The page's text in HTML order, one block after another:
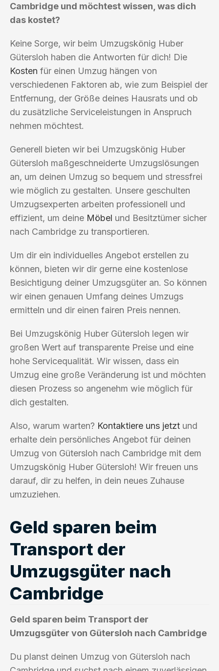
Cambridge und möchtest wissen, was dich
das kostet?
Keine Sorge, wir beim Umzugskönig Huber
Gütersloh haben die Antworten für dich! Die
Kosten für einen Umzug hängen von
verschiedenen Faktoren ab, wie zum Beispiel der
Entfernung, der Größe deines Hausrats und ob
du zusätzliche Serviceleistungen in Anspruch
nehmen möchtest.
Generell bieten wir bei Umzugskönig Huber
Gütersloh maßgeschneiderte Umzugslösungen
an, um deinen Umzug so bequem und stressfrei
wie möglich zu gestalten. Unsere geschulten
Umzugsexperten arbeiten professionell und
effizient, um deine Möbel und Besitztümer sicher
nach Cambridge zu transportieren.
Um dir ein individuelles Angebot erstellen zu
können, bieten wir dir gerne eine kostenlose
Besichtigung deiner Umzugsgüter an. So können
wir einen genauen Umfang deines Umzugs
ermitteln und dir einen fairen Preis nennen.
Bei Umzugskönig Huber Gütersloh legen wir
großen Wert auf transparente Preise und eine
hohe Servicequalität. Wir wissen, dass ein
Umzug eine große Veränderung ist und möchten
diesen Prozess so angenehm wie möglich für
dich gestalten.
Also, warum warten? Kontaktiere uns jetzt und
erhalte dein persönliches Angebot für deinen
Umzug von Gütersloh nach Cambridge mit dem
Umzugskönig Huber Gütersloh! Wir freuen uns
darauf, dir zu helfen, in dein neues Zuhause
umzuziehen.
Geld sparen beim
Transport der
Umzugsgüter nach
Cambridge
Geld sparen beim Transport der
Umzugsgüter von Gütersloh nach Cambridge
Du planst deinen Umzug von Gütersloh nach